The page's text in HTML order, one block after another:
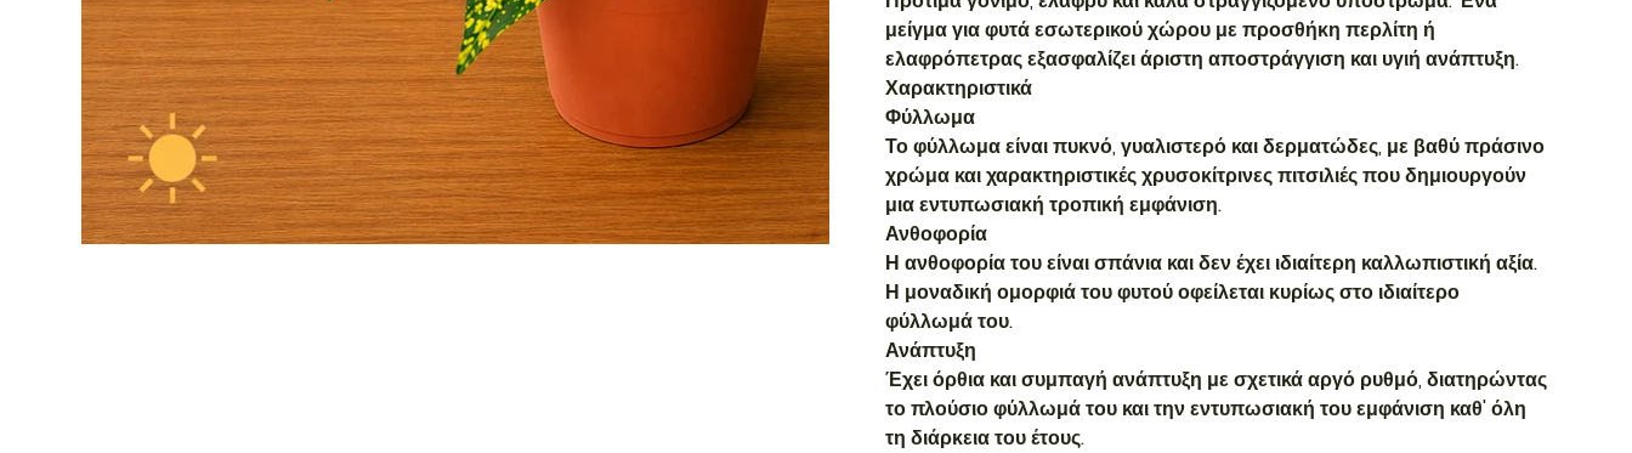
μείγμα για φυτά εσωτερικού χώρου με προσθήκη περλίτη ή
ελαφρόπετρας εξασφαλίζει άριστη αποστράγγιση και υγιή ανάπτυξη.
Χαρακτηριστικά
Φύλλωμα
Το φύλλωμα είναι πυκνό, γυαλιστερό και δερματώδες, με βαθύ πράσινο
χρώμα και χαρακτηριστικές χρυσοκίτρινες πιτσιλιές που δημιουργούν
μια εντυπωσιακή τροπική εμφάνιση.
Ανθοφορία
Η ανθοφορία του είναι σπάνια και δεν έχει ιδιαίτερη καλλωπιστική αξία.
Η μοναδική ομορφιά του φυτού οφείλεται κυρίως στο ιδιαίτερο
φύλλωμά του.
Ανάπτυξη
Έχει όρθια και συμπαγή ανάπτυξη με σχετικά αργό ρυθμό, διατηρώντας
το πλούσιο φύλλωμά του και την εντυπωσιακή του εμφάνιση καθ' όλη
τη διάρκεια του έτους.